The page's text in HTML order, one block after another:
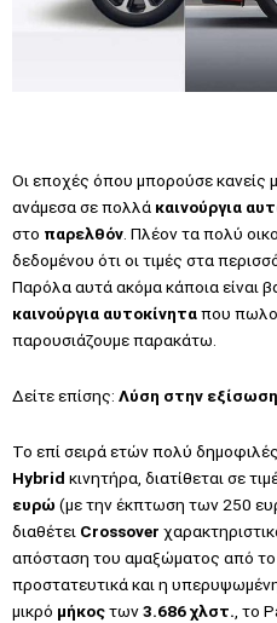
Οι εποχές όπου μπορούσε κανείς
ανάμεσα σε πολλά καινούργια
στο παρελθόν. Πλέον τα πολύ
δεδομένου ότι οι τιμές στα
Παρόλα αυτά ακόμα κάποια είναι
καινούργια αυτοκίνηταπου
παρουσιάζουμε παρακάτω.
Δείτε επίσης: Λύση στην
Το επί σειρά ετών πολύ δημοφιλές
Hybrid κινητήρα, διατίθεται σε
ευρώ (με την έκπτωση των 250
διαθέτει Crossover
απόσταση του αμαξώματος από
προστατευτικά και η
μικρό μήκοςτων3.686 χλστ. , το